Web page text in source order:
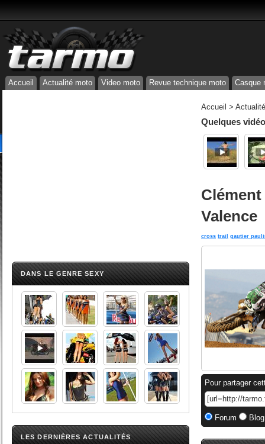
Accueil Actualité moto Video moto Revue technique moto Casque
DANS LE GENRE SEXY
LES DERNIÈRES ACTUALITÉS
Accueil >
Quelques
Valence
cross trail gautier
Pour partager
Forum